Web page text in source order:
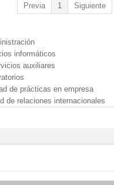
Previa 1 Siguiente
informáticos
auxiliares
de prácticas en empresa
de relaciones internacionales